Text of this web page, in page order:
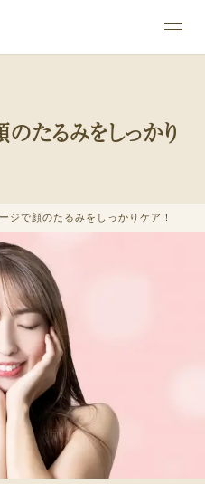
たるみをしっかり
ジで顔のたるみをしっかりケア！